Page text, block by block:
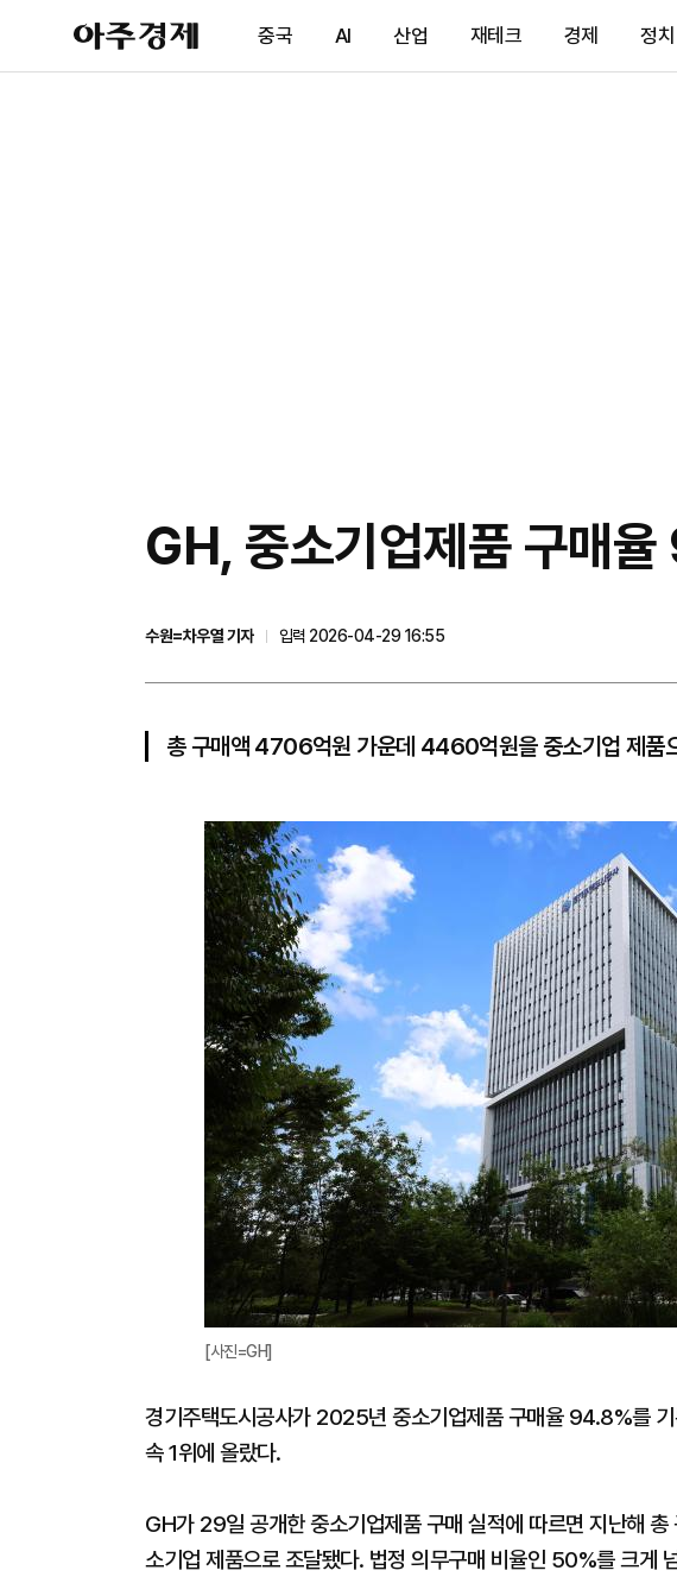
아
주
제
중국 AI 산업 재테크 경제 정치
GH, 중소기업제품 구매
수원=차우열 기자
입력 2026-04-29 16:55
총 구매액 4706억원 가운데 4460억원을 중소기업 제품
[사진=GH]
경기주택도시공사가 2025년 중소기업제품 구매율 94.8%를
속 1위에 올랐다.
GH가 29일 공개한 중소기업제품 구매 실적에 따르면 지난해
소기업 제품으로 조달됐다. 법정 의무구매 비율인 50%를 크게